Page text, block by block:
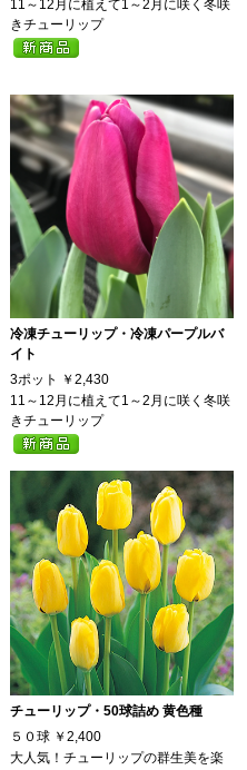
11～12月に植えて1～2月に咲く冬咲
きチューリップ
冷凍チューリップ・冷凍パープルバ
イト
3ポット
￥2,430
11～12月に植えて1～2月に咲く冬咲
きチューリップ
チューリップ・50球詰め 黄色種
５０球 ￥2,400
大人気！チューリップの群生美を楽